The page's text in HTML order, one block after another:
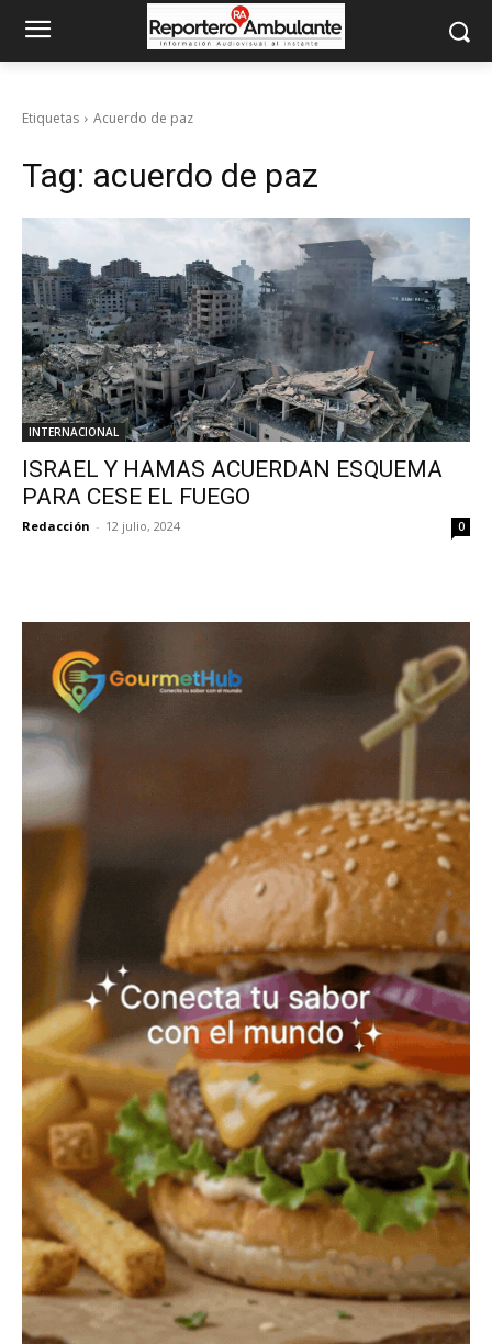
Etiquetas Acuerdo de paz
Tag: acuerdo de paz
INTERNACIONAL
ISRAEL Y HAMAS ACUERDAN ESQUEMA
PARA CESE EL FUEGO
Redacción - 12 julio, 2024 0